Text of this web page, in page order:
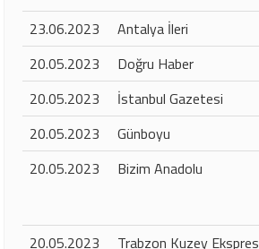
23.06.2023
Antalya İleri
20.05.2023
Doğru Haber
20.05.2023
İstanbul Gazetesi
20.05.2023
Günboyu
20.05.2023
Bizim Anadolu
20.05.2023
Trabzon Kuzey Ekspres